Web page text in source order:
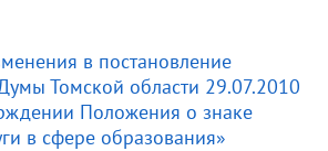
в постановление
Томской области 29.07.2010
Положения о знаке
в сфере образования»